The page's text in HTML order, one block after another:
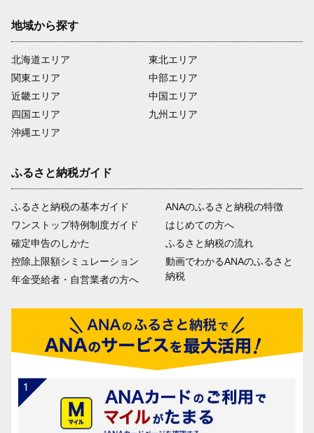
地域から探す
北海道エリア
関東エリア
近畿エリア
四国エリア
沖縄エリア
東北エリア
中部エリア
中国エリア
九州エリア
ふるさと納税ガイド
ふるさと納税の基本ガイド
ワンストップ特例制度ガイド
確定申告のしかた
控除上限額シミュレーション
年金受給者・自営業者の方へ
ANAのふるさと納税の特徴
はじめての方へ
ふるさと納税の流れ
動画でわかるANAのふるさと
納税